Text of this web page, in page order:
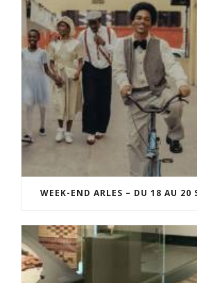
WEEK-END ARLES – DU 18 AU 20